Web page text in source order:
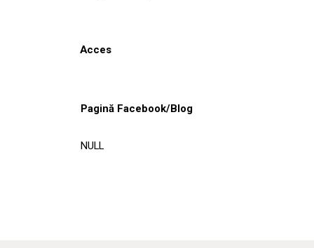
Acces
Pagină Facebook/Blog
NULL